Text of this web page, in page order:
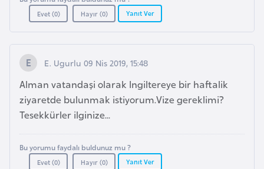
Evet (0) Hayır (0) Yanıt Ver
E. Ugurlu 09 Nis 2019, 15:48
Alman vatandaşi olarak Ingiltereye bir haftalik
ziyaretde bulunmak istiyorum.Vize gereklimi?
Tesekkürler ilginize...
Bu yorumu faydalı buldunuz mu ?
Evet (0) Hayır (0) Yanıt Ver
n
B
o
s
n
H